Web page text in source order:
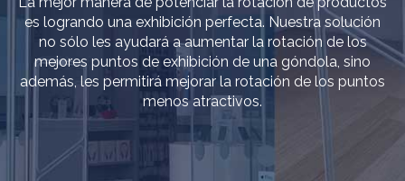
es logrando una exhibición perfecta. Nuestra solución
no sólo les ayudará a aumentar la rotación de los
mejores puntos de exhibición de una góndola, sino
además, les permitirá mejorar la rotación de los puntos
menos atractivos.